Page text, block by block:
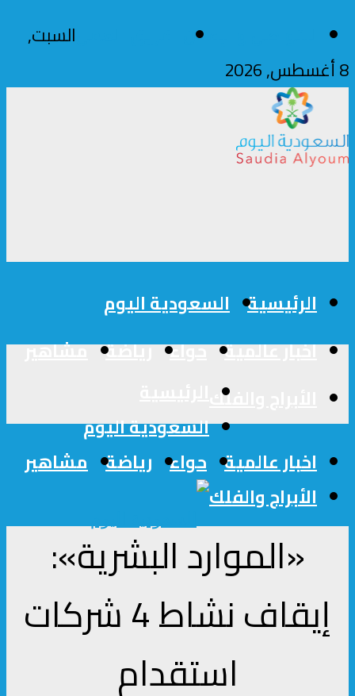
للتواصل والإعلان
السبت,
8 أغسطس, 2026
الرئيسية السعودية اليوم
اخبار عالمية حواء رياضة مشاهير
الأبراج والفلك
السعودية اليوم
اخبار عالمية حواء رياضة مشاهير
الأبراج والفلك
«الموارد البشرية»:
إيقاف نشاط 4 شركات
استقدام